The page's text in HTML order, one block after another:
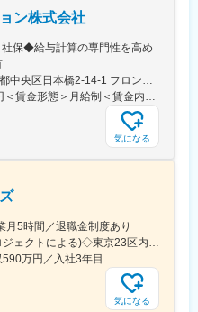
く場所はオフィスに拘らず、
施できる場所で勤務する」とい
を導入しています。
を設けないフレックスタイム制
ン株式会社
社保◆給与計算の専門性を高め
＜勤務地詳細＞本社住所：東京都中央区日本橋2-14-1 フロントプレイス日本橋勤務地最寄駅：各線／日本橋駅受動喫煙対策：敷地内喫煙可能場所あり変更の範囲：会社の定める事業所
＜予定年収＞450万円～600万円＜賃金形態＞月給制＜賃金内訳＞月額（基本給）：243,000円～330,300円固定残業手当/月：57,000円～77,700円（固定残業時間30時間0分/月）超過した時間外労働の残業手当は追加支給＜月給＞300,000円～408,000円（一律手当を含む）＜昇給有無＞有＜残業手当＞有＜給与補足＞※上記金額にスキル・ご経験に応じて加算する可能性がございます※給与詳細は、経験・スキルを考慮した上で決定。■昇給：年1回（4月）賃金はあくまでも目安の金額であり、選考を通じて上下する可能性があります。月給(月額)は固定手当を含めた表記です。
気になる
5時間／退職金制度あり
◇転勤なし・リモートあり(プロジェクトによる)◇東京23区内を中心としたプロジェクト先▽勤務エリア・東京都内を中心とした一都三県・東京23区内のプロジェクトが中心・プロジェクトによりリモートワークあり・千葉、埼玉、神奈川にも案件あり。強制はなし。■東京本社／東京都千代田区神田小川町1-5-1 神田御幸ビル8F
万円／入社3年目
気になる